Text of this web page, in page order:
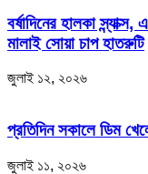
বর্ষাদিনের হালকা
মালাই সোয়া চাপ হাতরুটি
জুলাই ১২, ২০২৬
প্রতিদিন সকালে ডিম
জুলাই ১১, ২০২৬